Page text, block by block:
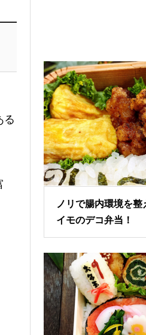
る
ノリで腸内環境を
イモのデコ弁当！